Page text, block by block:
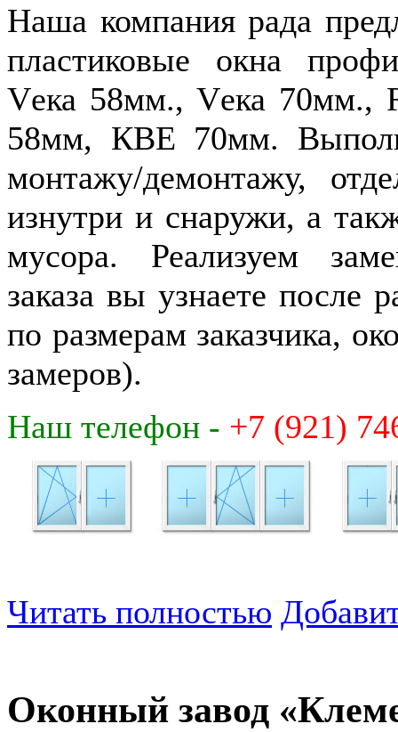
Наша компания рада
пластиковые окна
Vека 58мм., Vека 70мм.,
58мм, КВЕ 70мм.
монтажу/демонтажу,
изнутри и снаружи, а
мусора. Реализуем
заказа вы узнаете после
по размерам заказчика,
замеров).
Наш телефон - +7 (921)
Читать полностью
Оконный завод